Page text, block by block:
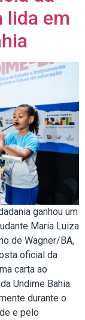
lida em
ganhou um
Maria Luiza
de Wagner/BA,
oficial da
carta ao
Undime Bahia.
durante o
e pelo